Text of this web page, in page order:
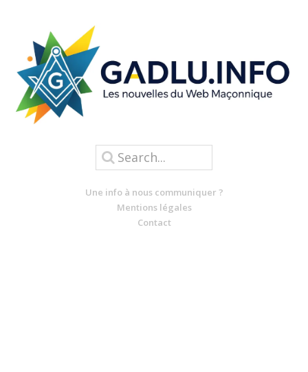
Une info à nous communiquer ?
Mentions légales
Contact